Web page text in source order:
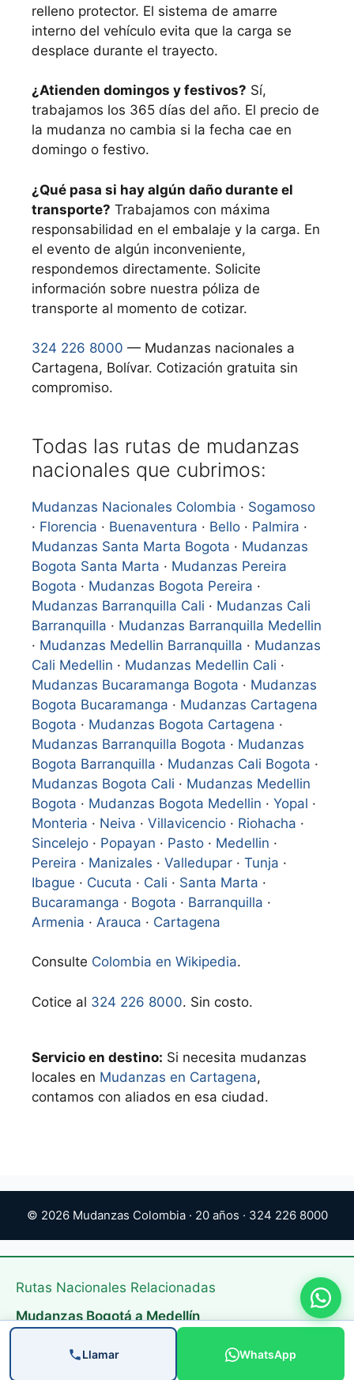
Llamar WhatsApp
relleno protector. El sistema de amarre
interno del vehículo evita que la carga se
desplace durante el trayecto.
¿Atienden domingos y festivos? Sí,
trabajamos los 365 días del año. El precio de
la mudanza no cambia si la fecha cae en
domingo o festivo.
¿Qué pasa si hay algún daño durante el
transporte? Trabajamos con máxima
responsabilidad en el embalaje y la carga. En
el evento de algún inconveniente,
respondemos directamente. Solicite
información sobre nuestra póliza de
transporte al momento de cotizar.
324 226 8000 — Mudanzas nacionales a
Cartagena, Bolívar. Cotización gratuita sin
compromiso.
Todas las rutas de mudanzas
nacionales que cubrimos:
Mudanzas Nacionales Colombia · Sogamoso
· Florencia · Buenaventura · Bello · Palmira ·
Mudanzas Santa Marta Bogota · Mudanzas
Bogota Santa Marta · Mudanzas Pereira
Bogota · Mudanzas Bogota Pereira ·
Mudanzas Barranquilla Cali · Mudanzas Cali
Barranquilla · Mudanzas Barranquilla Medellin
· Mudanzas Medellin Barranquilla · Mudanzas
Cali Medellin · Mudanzas Medellin Cali ·
Mudanzas Bucaramanga Bogota · Mudanzas
Bogota Bucaramanga · Mudanzas Cartagena
Bogota · Mudanzas Bogota Cartagena ·
Mudanzas Barranquilla Bogota · Mudanzas
Bogota Barranquilla · Mudanzas Cali Bogota ·
Mudanzas Bogota Cali · Mudanzas Medellin
Bogota · Mudanzas Bogota Medellin · Yopal ·
Monteria · Neiva · Villavicencio · Riohacha ·
Sincelejo · Popayan · Pasto · Medellin ·
Pereira · Manizales · Valledupar · Tunja ·
Ibague · Cucuta · Cali · Santa Marta ·
Bucaramanga · Bogota · Barranquilla ·
Armenia · Arauca · Cartagena
Consulte Colombia en Wikipedia.
Cotice al 324 226 8000. Sin costo.
Servicio en destino: Si necesita mudanzas
locales en Mudanzas en Cartagena,
contamos con aliados en esa ciudad.
© 2026 Mudanzas Colombia · 20 años · 324 226 8000
Rutas Nacionales Relacionadas
Mudanzas Bogotá a Medellín
Mudanzas Nacionales Colombia